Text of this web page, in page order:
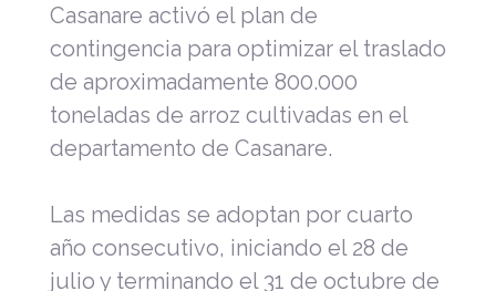
Casanare activó el plan de
contingencia para optimizar el traslado
de aproximadamente 800.000
toneladas de arroz cultivadas en el
departamento de Casanare.
Las medidas se adoptan por cuarto
año consecutivo, iniciando el 28 de
julio y terminando el 31 de octubre de